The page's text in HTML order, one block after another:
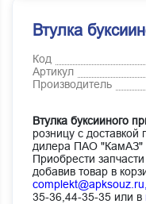
Втулка
Код
Артикул
Производитель
Втулка буксииного
розницу с
дилера ПАО "КамАЗ"
Приобрести
добавив товар в
complekt@apksouz.ru,
35-36,44-35-35 или в